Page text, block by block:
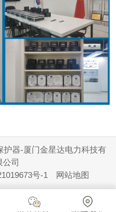
器-厦门金星达电力科技有
公司
号-1 网站地图